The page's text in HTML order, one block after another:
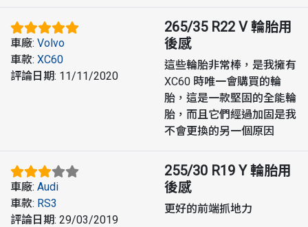
車廠: Volvo
車款: XC60
評論日期: 11/11/2020
265/35 R22 V 輪胎用
後感
這些輪胎非常棒，是我擁有
XC60 時唯一會購買的輪
胎，這是一款堅固的全能輪
胎，而且它們經過加固是我
不會更換的另一個原因
車廠: Audi
車款: RS3
評論日期: 29/03/2019
255/30 R19 Y 輪胎用
後感
更好的前端抓地力